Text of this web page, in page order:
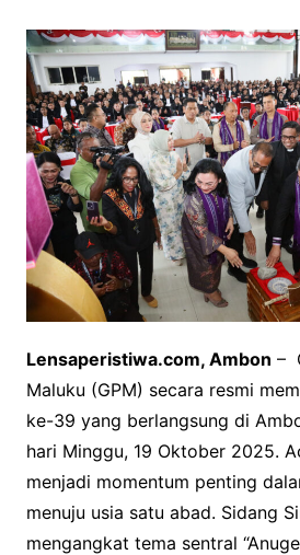
Lensaperistiwa.com, Ambon –
Maluku (GPM) secara resmi
ke-39 yang berlangsung di
hari Minggu, 19 Oktober 2025.
menjadi momentum penting
menuju usia satu abad. Sidang
mengangkat tema sentral